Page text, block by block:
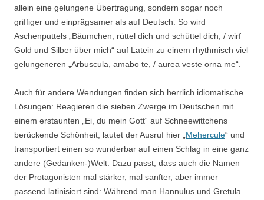
allein eine gelungene Übertragung, sondern sogar noch
griffiger und einprägsamer als auf Deutsch. So wird
Aschenputtels „Bäumchen, rüttel dich und schüttel dich, / wirf
Gold und Silber über mich“ auf Latein zu einem rhythmisch viel
gelungeneren „Arbuscula, amabo te, / aurea veste orna me“.
Auch für andere Wendungen finden sich herrlich idiomatische
Lösungen: Reagieren die sieben Zwerge im Deutschen mit
einem erstaunten „Ei, du mein Gott“ auf Schneewittchens
berückende Schönheit, lautet der Ausruf hier „ Mehercule“ und
transportiert einen so wunderbar auf einen Schlag in eine ganz
andere (Gedanken-)Welt. Dazu passt, dass auch die Namen
der Protagonisten mal stärker, mal sanfter, aber immer
passend latinisiert sind: Während man Hannulus und Gretula